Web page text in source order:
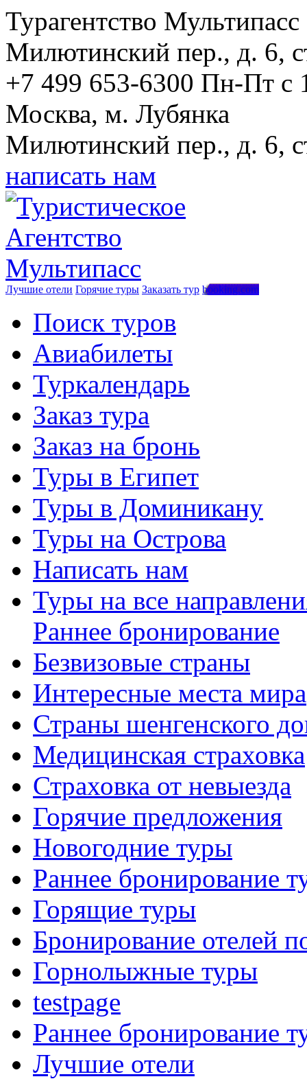
Турагентство Мультипасс
Милютинский пер., д. 6,
+7 499 653-6300 Пн-Пт с
Москва, м. Лубянка
Милютинский пер., д. 6,
написать нам
Лучшие отели Горячие туры Заказать тур booking.com
Поиск туров
Авиабилеты
Туркалендарь
Заказ тура
Заказ на бронь
Туры в Египет
Туры в Доминикану
Туры на Острова
Написать нам
Туры на все
Раннее бронирование
Безвизовые страны
Интересные места мира
Страны шенгенского
Медицинская страховка
Страховка от невыезда
Горячие предложения
Новогодние туры
Раннее бронирование
Горящие туры
Бронирование отелей
Горнолыжные туры
testpage
Раннее бронирование
Лучшие отели